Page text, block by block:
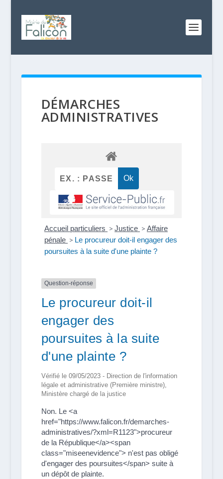
DÉMARCHES
ADMINISTRATIVES
Accueil particuliers > Justice > Affaire
pénale > Le procureur doit-il engager des
poursuites à la suite d'une plainte ?
Question-réponse
Le procureur doit-il
engager des
poursuites à la suite
d'une plainte ?
Vérifié le 09/05/2023 - Direction de l'information
légale et administrative (Première ministre),
Ministère chargé de la justice
Non. Le <a
href="https://www.falicon.fr/demarches-
administratives/?xml=R1123">procureur
de la République</a><span
class="miseenevidence"> n'est pas obligé
d'engager des poursuites</span> suite à
un dépôt de plainte.